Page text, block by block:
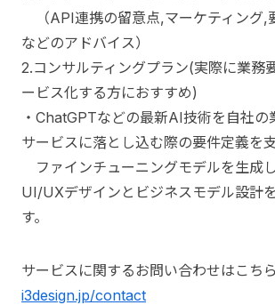
（API連携の留意点,マーケティング,
などのアドバイス）
2.コンサルティングプラン(実際に業務
ービス化する方におすすめ)
・ChatGPTなどの最新AI技術を自社の
サービスに落とし込む際の要件定義を
ファインチューニングモデルを生成し
UI/UXデザインとビジネスモデル設計
す。
サービスに関するお問い合わせはこちら
i3design.jp/contact